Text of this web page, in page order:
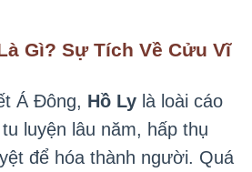
Gì? Sự Tích Về Cửu Vĩ
Á Đông, Hồ Ly là loài cáo
luyện lâu năm, hấp thụ
để hóa thành người. Quá